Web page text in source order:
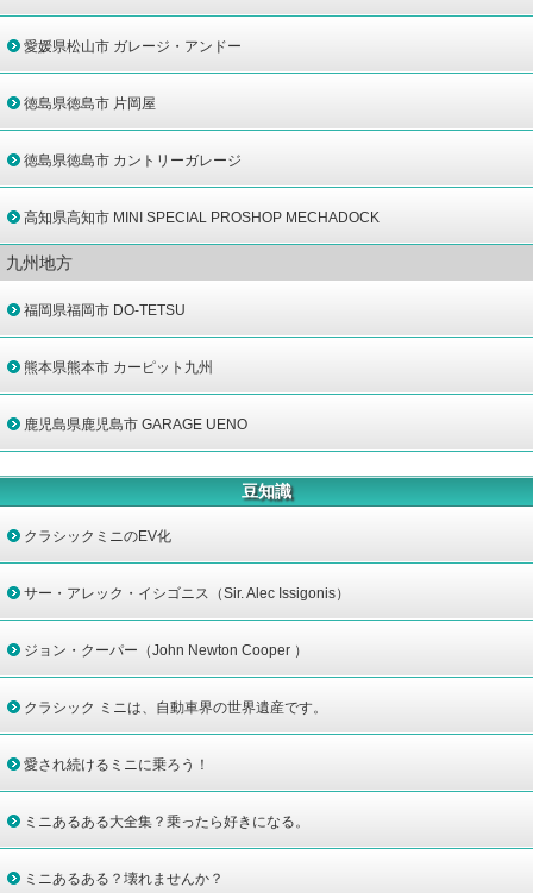
愛媛県松山市 ガレージ・アンドー
徳島県徳島市 片岡屋
徳島県徳島市 カントリーガレージ
高知県高知市 MINI SPECIAL PROSHOP MECHADOCK
九州地方
福岡県福岡市 DO-TETSU
熊本県熊本市 カーピット九州
鹿児島県鹿児島市 GARAGE UENO
豆知識
クラシックミニのEV化
サー・アレック・イシゴニス（Sir. Alec Issigonis）
ジョン・クーパー（John Newton Cooper ）
クラシック ミニは、自動車界の世界遺産です。
愛され続けるミニに乗ろう！
ミニあるある大全集？乗ったら好きになる。
ミニあるある？壊れませんか？